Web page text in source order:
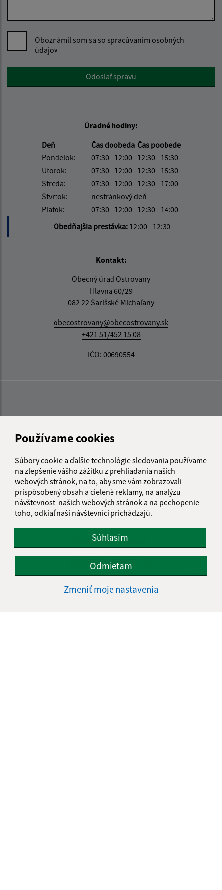
Používame cookies
Súbory cookie a ďalšie technológie sledovania používame
na zlepšenie vášho zážitku z prehliadania našich
webových stránok, na to, aby sme vám zobrazovali
prispôsobený obsah a cielené reklamy, na analýzu
návštevnosti našich webových stránok a na pochopenie
toho, odkiaľ naši návštevníci prichádzajú.
Súhlasím
Odmietam
Zmeniť moje nastavenia
Oboznámil som sa so spracúvaním osobných
údajov
Google reCaptcha ResponseOdoslať správu
Úradné hodiny:
Deň
Čas doobeda Čas poobede
Pondelok:
07:30 - 12:00 12:30 - 15:30
Utorok:
07:30 - 12:00 12:30 - 15:30
Streda:
07:30 - 12:00 12:30 - 17:00
Štvrtok:
nestránkový deň
Piatok:
07:30 - 12:00 12:30 - 14:00
Obedňajšia prestávka: 12:00 - 12:30
Kontakt:
Obecný úrad Ostrovany
Hlavná 60/29
082 22 Šarišské Michaľany
obecostrovany@obecostrovany.sk
+421 51/452 15 08
IČO: 00690554
Informácie o stránke:
Vyhlásenie o prístupnosti
Autorské práva
Ochrana osobných údajov